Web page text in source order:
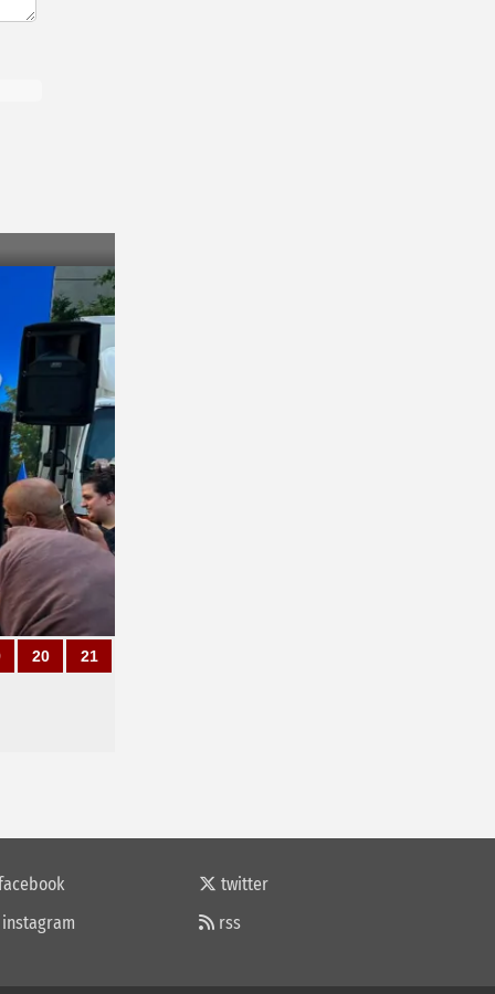
20 21
twitter
instagram
rss